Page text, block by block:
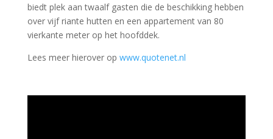
biedt plek aan twaalf gasten die de beschikking hebben
over vijf riante hutten en een appartement van 80
vierkante meter op het hoofddek.
Lees meer hierover op www.quotenet.nl